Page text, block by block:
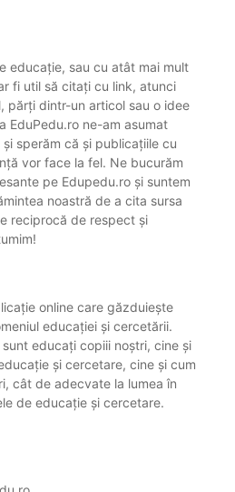
educație, sau cu atât mai mult
fi util să citați cu link, atunci
părți dintr-un articol sau o idee
EduPedu.ro ne-am asumat
sperăm că și publicațiile cu
vor face la fel. Ne bucurăm
pe Edupedu.ro și suntem
noastră de a cita sursa
reciprocă de respect și
online care găzduiește
educației și cercetării.
educați copiii noștri, cine și
și cercetare, cine și cum
cât de adecvate la lumea în
de educație și cercetare.